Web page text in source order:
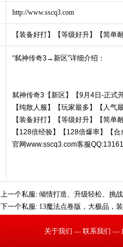
http://www.sscq3.com
【装备好打】【等级好升】【简单
“弑神传奇3→新区”详细介绍：
弑神传奇3【新区】【9月4日-正式
【纯散人服】【玩家最多】【人气
【装备好打】【等级好升】【简单
【128倍经验】【128倍爆率】【合
官网www.sscq3.com客服
上一个私服: 倾情打造、升级轻松、挑
下一个私服: 13魔法点卷版，大极品，
关于我们 — 联系我们 —